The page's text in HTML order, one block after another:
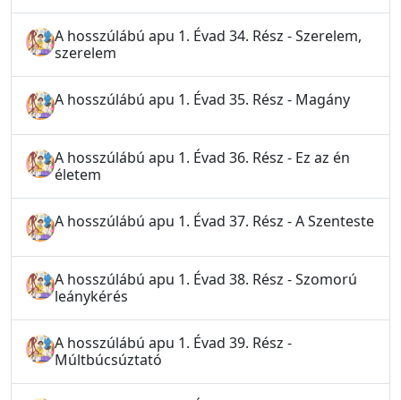
A hosszúlábú apu 1. Évad 34. Rész - Szerelem,
szerelem
A hosszúlábú apu 1. Évad 35. Rész - Magány
A hosszúlábú apu 1. Évad 36. Rész - Ez az én
életem
A hosszúlábú apu 1. Évad 37. Rész - A Szenteste
A hosszúlábú apu 1. Évad 38. Rész - Szomorú
leánykérés
A hosszúlábú apu 1. Évad 39. Rész -
Múltbúcsúztató